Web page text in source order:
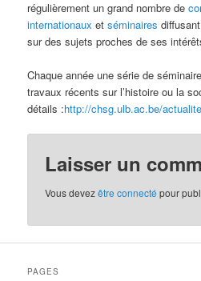
régulièrement un grand nombre de
internationaux etséminaires
sur des sujets proches de ses
Chaque année une série de
travaux récents sur l’histoire ou la
détails :http://chsg.ulb.ac.be/
Laisser un
Vous devezêtre connecté pour
PAGES